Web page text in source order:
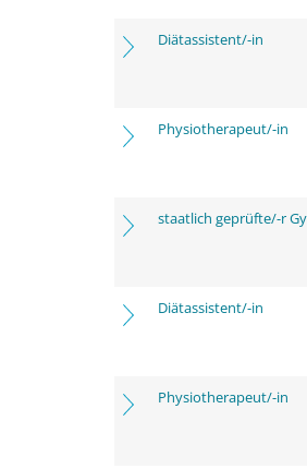
Diätassistent/-in
Physiotherapeut/-in
staatlich geprüfte/-r
Diätassistent/-in
Physiotherapeut/-in